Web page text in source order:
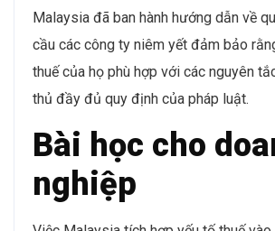
Malaysia đã ban hành hướng dẫn về
cầu các công ty niêm yết đảm bảo
thuế của họ phù hợp với các nguyên
thủ đầy đủ quy định của pháp luật.
Bài học cho
nghiệp